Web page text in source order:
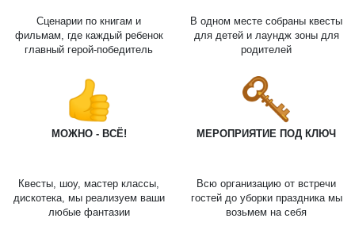
Сценарии по книгам и
фильмам, где каждый ребенок
главный герой-победитель
В одном месте собраны квесты
для детей и лаундж зоны для
родителей
МОЖНО - ВСЁ!
Квесты, шоу, мастер классы,
дискотека, мы реализуем ваши
любые фантазии
МЕРОПРИЯТИЕ ПОД КЛЮЧ
Всю организацию от встречи
гостей до уборки праздника мы
возьмем на себя